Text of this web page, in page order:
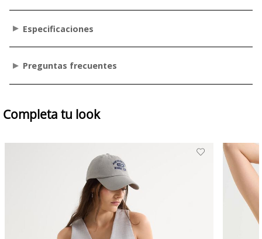
Especificaciones
Preguntas frecuentes
Completa tu look